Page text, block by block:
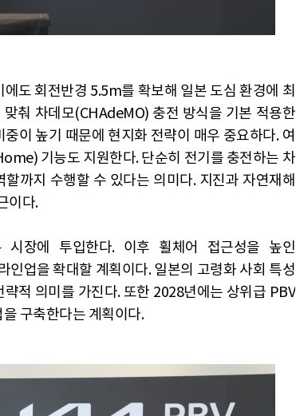
도 회전반경 5.5m를 확보해 일본 도심 환경에 최
춰 차데모(CHAdeMO) 충전 방식을 기본 적용한
이 높기 때문에 현지화 전략이 매우 중요하다. 여
기능도 지원한다. 단순히 전기를 충전하는 차
까지 수행할 수 있다는 의미다. 지진과 자연재해
이다.
장에 투입한다. 이후 휠체어 접근성을 높인
업을 확대할 계획이다. 일본의 고령화 사회 특성
적 의미를 가진다. 또한 2028년에는 상위급 PBV
구축한다는 계획이다.